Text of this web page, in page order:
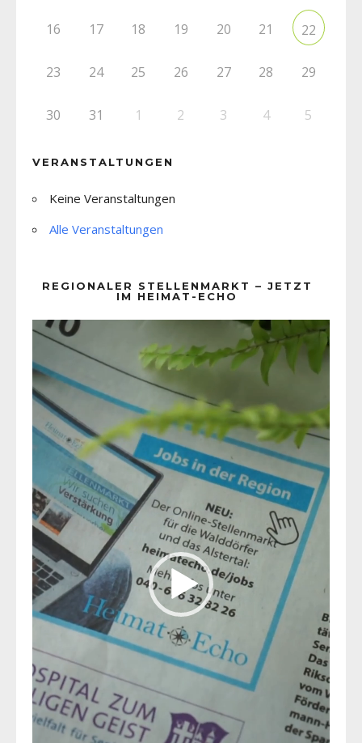
16 17 18 19 20 21 22
23 24 25 26 27 28 29
30 31 1 2 3 4 5
VERANSTALTUNGEN
Keine Veranstaltungen
Alle Veranstaltungen
REGIONALER STELLENMARKT – JETZT
IM HEIMAT-ECHO
Player